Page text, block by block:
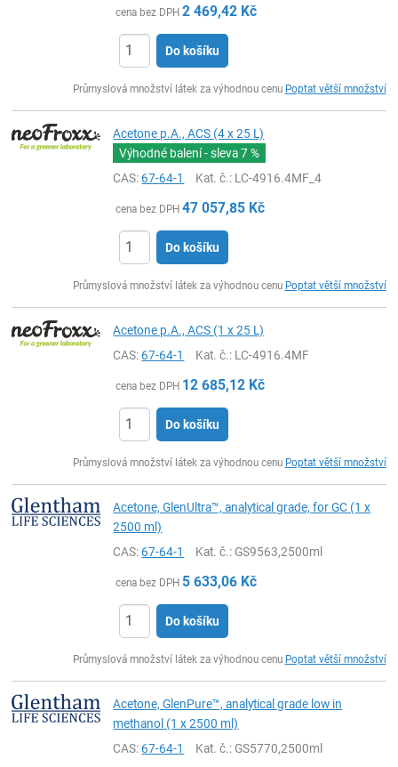
cena bez DPH 2 469,42 Kč
Do košíku
Průmyslová množství látek za výhodnou cenu Poptat větší množství
Acetone p.A., ACS (4 x 25 L)
Výhodné balení - sleva7 %
CAS:67-64-1 Kat. č.: LC-4916.4MF_4
cena bez DPH 47 057,85 Kč
Do košíku
Průmyslová množství látek za výhodnou cenu Poptat větší množství
Acetone p.A., ACS (1 x 25 L)
CAS:67-64-1 Kat. č.: LC-4916.4MF
cena bez DPH 12 685,12 Kč
Do košíku
Průmyslová množství látek za výhodnou cenu Poptat větší množství
Acetone, GlenUltra™, analytical grade, for GC (1 x
2500 ml)
CAS:67-64-1 Kat. č.: GS9563,2500ml
cena bez DPH 5 633,06 Kč
Do košíku
Průmyslová množství látek za výhodnou cenu Poptat větší množství
Acetone, GlenPure™, analytical grade low in
methanol (1 x 2500 ml)
CAS:67-64-1 Kat. č.: GS5770,2500ml